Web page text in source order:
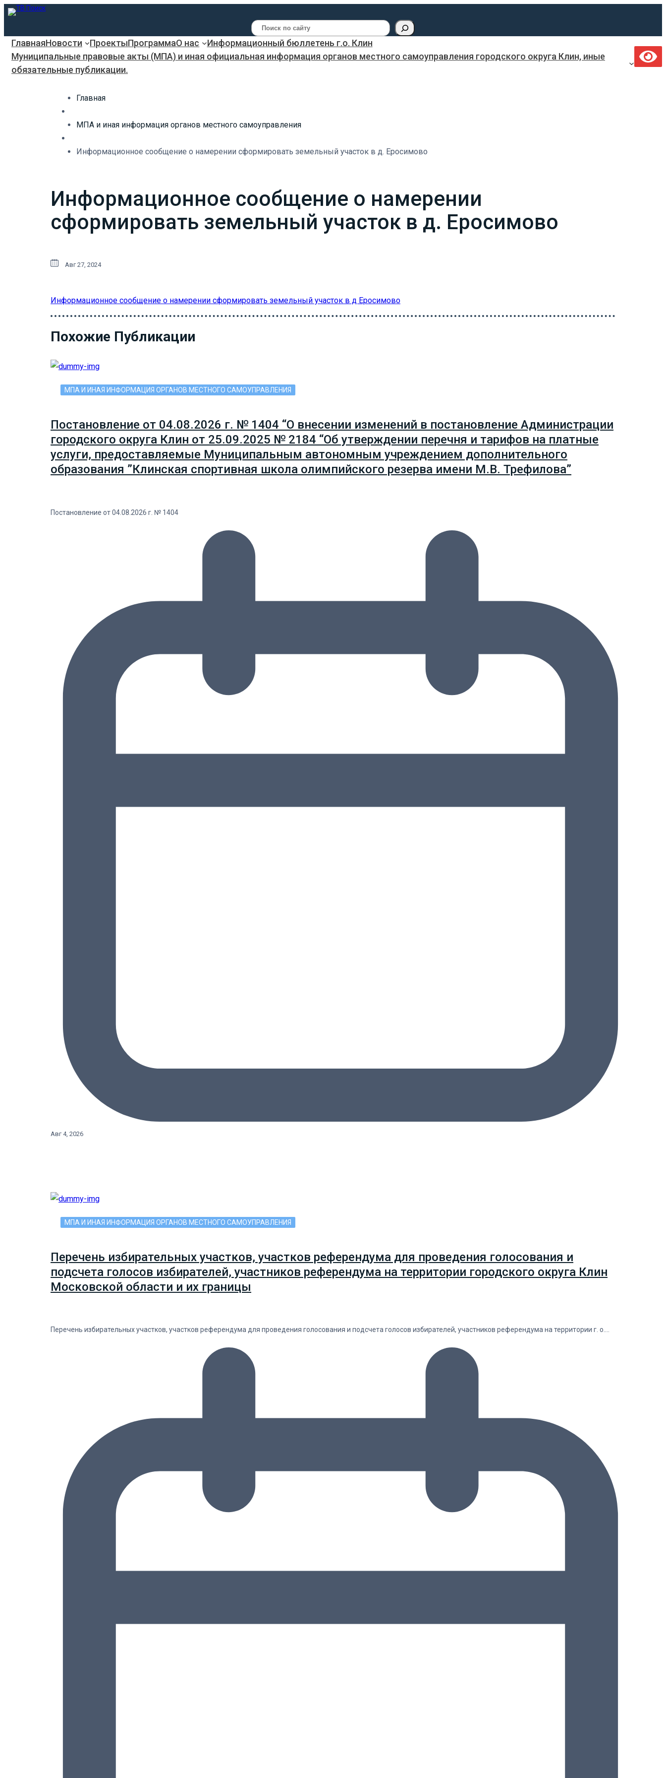
Поиск
ГлавнаяНовости ПроектыПрограммаО нас
Информационный бюллетень г.о. Клин
Муниципальные правовые акты (МПА) и иная официальная информация органов местного самоуправления городского округа Клин, иные
обязательные публикации.
Главная
МПА и иная информация органов местного самоуправления
Информационное сообщение о намерении сформировать земельный участок в д. Еросимово
Информационное сообщение о намерении
сформировать земельный участок в д. Еросимово
Авг 27, 2024
Информационное сообщение о намерении сформировать земельный участок в д Еросимово
Похожие Публикации
МПА И ИНАЯ ИНФОРМАЦИЯ ОРГАНОВ МЕСТНОГО САМОУПРАВЛЕНИЯ
Постановление от 04.08.2026 г. № 1404 “О внесении изменений в постановление Администрации
городского округа Клин от 25.09.2025 № 2184 “Об утверждении перечня и тарифов на платные
услуги, предоставляемые Муниципальным автономным учреждением дополнительного
образования ”Клинская спортивная школа олимпийского резерва имени М.В. Трефилова”
Постановление от 04.08.2026 г. № 1404
Авг 4, 2026
МПА И ИНАЯ ИНФОРМАЦИЯ ОРГАНОВ МЕСТНОГО САМОУПРАВЛЕНИЯ
Перечень избирательных участков, участков референдума для проведения голосования и
подсчета голосов избирателей, участников референдума на территории городского округа Клин
Московской области и их границы
Перечень избирательных участков, участков референдума для проведения голосования и подсчета голосов избирателей, участников референдума на территории г. о.…